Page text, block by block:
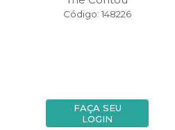
Código: 148226
FAÇA SEU
LOGIN